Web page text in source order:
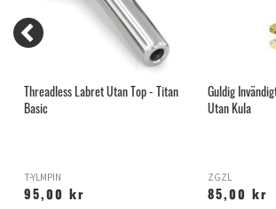
Threadless Labret Utan Top - Titan
Basic
T-YLMPIN
95,00 kr
Guldig
Utan Kula
ZGZL
85,00 kr